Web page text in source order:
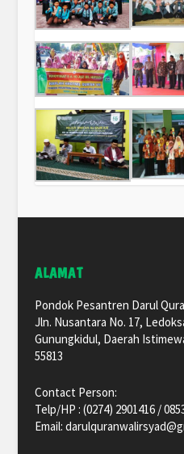
ALAMAT
Pondok Pesantren Darul
Jln. Nusantara No. 17,
Gunungkidul, Daerah
55813
Contact Person:
Telp/HP : (0274) 2901416 /
Email: